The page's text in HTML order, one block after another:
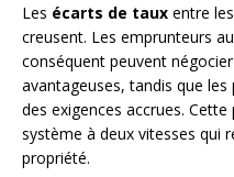
Les écarts de taux entre
creusent. Les emprunteurs
conséquent peuvent
avantageuses, tandis que
des exigences accrues.
système à deux vitesses qui
propriété.